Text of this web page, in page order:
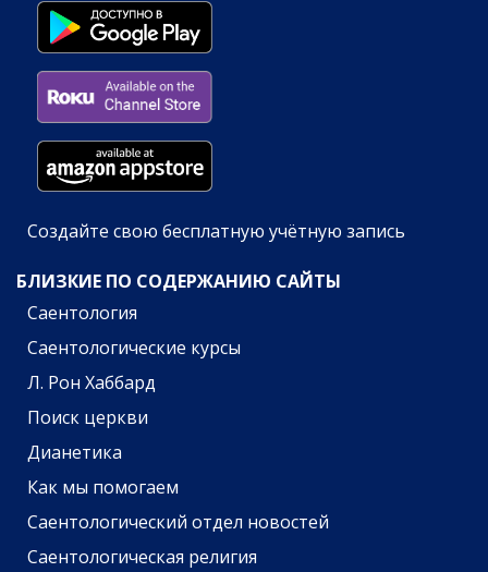
Создайте свою бесплатную учётную запись
БЛИЗКИЕ ПО СОДЕРЖАНИЮ САЙТЫ
Саентология
Саентологические курсы
Л. Рон Хаббард
Поиск церкви
Дианетика
Как мы помогаем
Саентологический отдел новостей
Саентологическая религия